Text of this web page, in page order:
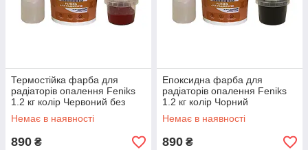
Термостійка фарба для
радіаторів опалення Feniks
1.2 кг колір Червоний без
запаху
Немає в наявності
890 ₴
Епоксидна фарба для
радіаторів опалення Feniks
1.2 кг колір Чорний
термостійка
Немає в наявності
890 ₴